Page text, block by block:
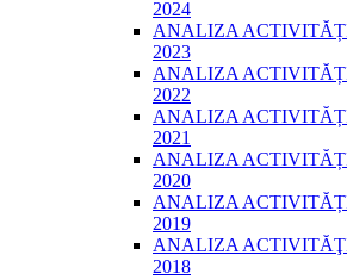
2024
ANALIZA
2023
ANALIZA
2022
ANALIZA
2021
ANALIZA
2020
ANALIZA
2019
ANALIZA
2018